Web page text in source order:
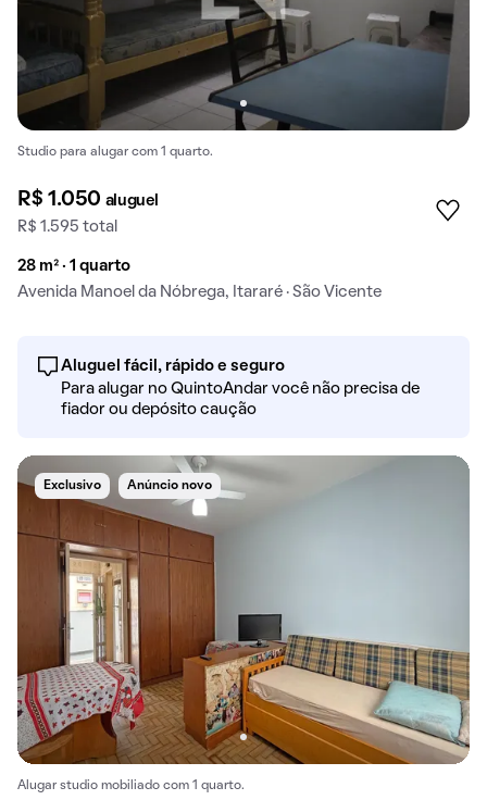
Studio para alugar com 1 quarto.
R$ 1.050 aluguel
R$ 1.595 total
28 m² · 1 quarto
Avenida Manoel da Nóbrega, Itararé · São Vicente
Aluguel fácil, rápido e seguro
Para alugar no QuintoAndar você não precisa de
fiador ou depósito caução
Exclusivo Anúncio novo
Alugar studio mobiliado com 1 quarto.